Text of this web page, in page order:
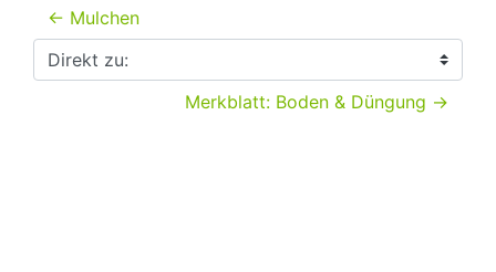
← Mulchen
Direkt zu:
Merkblatt: Boden & Düngung →